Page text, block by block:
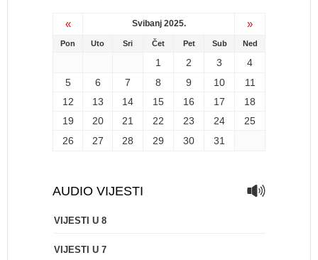
« Svibanj 2025. »
Pon Uto Sri Čet Pet Sub Ned
1 2 3
4
5
6 7 8 9 10
11
12
13 14 15 16 17
18
19
20 21 22 23 24
25
26
27 28 29 30 31
AUDIO VIJESTI
VIJESTI U 8
VIJESTI U 7